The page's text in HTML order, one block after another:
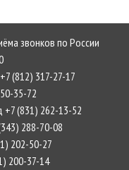
звонков по России
(812) 317-27-17
35-72
(831) 262-13-52
288-70-08
202-50-27
200-37-14